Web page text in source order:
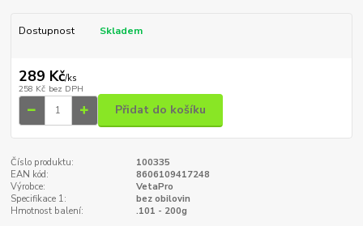
Dostupnost Skladem
289 Kč/ks
258 Kč bez DPH
Přidat do košíku
Číslo produktu:
100335
EAN kód:
8606109417248
Výrobce:
VetaPro
Specifikace 1:
bez obilovin
Hmotnost balení:
.101 - 200g